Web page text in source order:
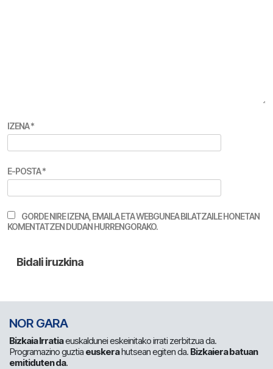
IZENA*
E-POSTA*
GORDE NIRE IZENA, EMAILA ETA WEBGUNEA BILATZAILE HONETAN
KOMENTATZEN DUDAN HURRENGORAKO.
NOR GARA
Bizkaia Irratiaeuskaldunei eskeinitako irrati zerbitzua da.
Programazino guztia euskerahutsean egiten da. Bizkaiera batuan
emitiduten da.